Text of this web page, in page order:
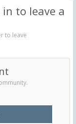
to leave a
to leave